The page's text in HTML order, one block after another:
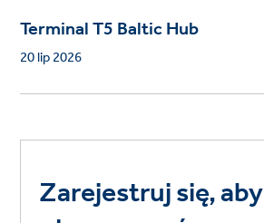
Terminal T5 Baltic Hub
20 lip 2026
Zarejestruj się, aby